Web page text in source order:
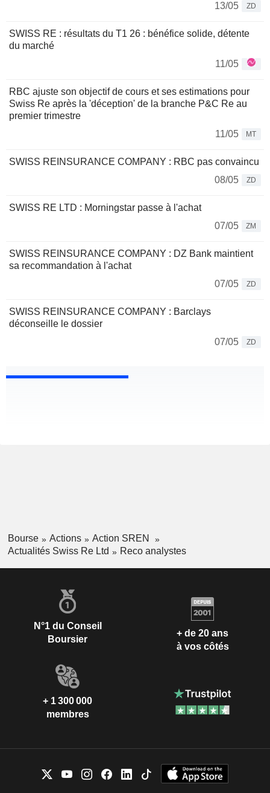
13/05
ZD
SWISS RE : résultats du T1 26 : bénéfice solide, détente
du marché
11/05
RBC ajuste son objectif de cours et ses estimations pour
Swiss Re après la 'déception' de la branche P&C Re au
premier trimestre
11/05
MT
SWISS REINSURANCE COMPANY : RBC pas convaincu
08/05
ZD
SWISS RE LTD : Morningstar passe à l'achat
07/05
ZM
SWISS REINSURANCE COMPANY : DZ Bank maintient
sa recommandation à l'achat
07/05
ZD
SWISS REINSURANCE COMPANY : Barclays
déconseille le dossier
07/05
ZD
Bourse Actions
Action SREN
Actualités Swiss Re Ltd
Reco analystes
N°1 du Conseil
Boursier
+ de 20 ans
à vos côtés
+ 1 300 000
membres